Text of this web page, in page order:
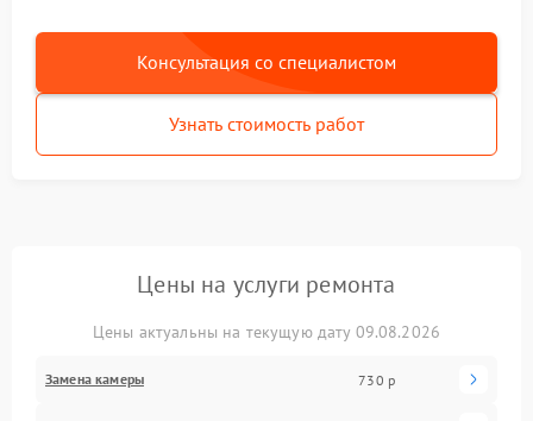
Консультация со специалистом
Узнать стоимость работ
Цены на услуги ремонта
Цены актуальны на текущую дату 09.08.2026
Замена камеры 730 р